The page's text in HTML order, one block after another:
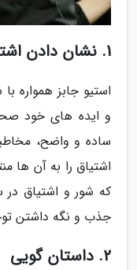
1. نشان دادن اشتیاق
استیو جابز همواره
و ایده های خود
ساده و واضح،
اشتیاق را به آن ها
که شور و اشتیاق در
جذب و نگه داشتن
2. داستان گویی